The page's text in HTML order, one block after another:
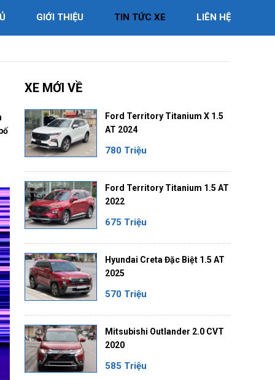
GIỚI THIỆU TIN TỨC XE LIÊN HỆ
XE MỚI VỀ
Ford Territory Titanium X 1.5
AT 2024
780 Triệu
Ford Territory Titanium 1.5 AT
2022
675 Triệu
Hyundai Creta Đặc Biệt 1.5 AT
2025
570 Triệu
Mitsubishi Outlander 2.0 CVT
2020
585 Triệu